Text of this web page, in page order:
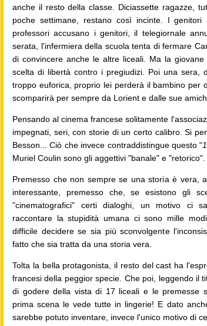
anche il resto della classe. Diciassette ragazze,
poche settimane, restano così incinte. I
professori accusano i genitori, il telegiornale
serata, l'infermiera della scuola tenta di fermare
di convincere anche le altre liceali. Ma la
scelta di libertà contro i pregiudizi. Poi una sera,
troppo euforica, proprio lei perderà il bambino per
scomparirà per sempre da Lorient e dalle sue
Pensando al cinema francese solitamente
impegnati, seri, con storie di un certo calibro. Si
Besson... Ciò che invece contraddistingue questo "
Muriel Coulin sono gli aggettivi "banale" e "retorico".
Premesso che non sempre se una storia è vera,
interessante, premesso che, se esistono gli
"cinematografici" certi dialoghi, un motivo ci
raccontare la stupidità umana ci sono mille
difficile decidere se sia più sconvolgente
fatto che sia tratta da una storia vera.
Tolta la bella protagonista, il resto del cast ha
francesi della peggior specie. Che poi, leggendo il
di godere della vista di 17 liceali e le premesse
prima scena le vede tutte in lingerie! E dato
sarebbe potuto inventare, invece l'unico motivo di